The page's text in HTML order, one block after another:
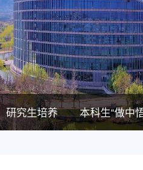
研究生培养 本科生“做中